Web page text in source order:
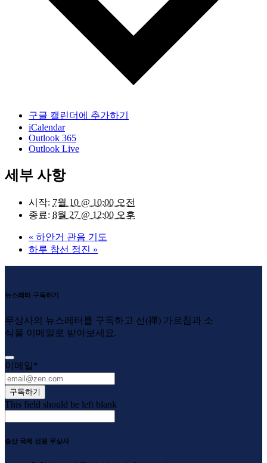
구글 캘린더에 추가하기
iCalendar
Outlook 365
Outlook Live
세부 사항
시작: 7월 10 @ 10:00 오전
종료: 8월 27 @ 12:00 오후
« 하안거 관음 기도
하루 참선 정진 »
뉴스레터 구독하기
무상사의 뉴스레터를 구독하고 선(禪) 가르침과 소
식을 이메일로 받아보세요.
이메일 *
구독하기
This field should be left blank
숭산 국제 선원 무상사